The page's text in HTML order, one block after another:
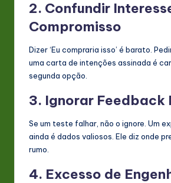
2. Confundir
Compromisso
Dizer ‘Eu compraria isso’ é barato.
uma carta de intenções assinada é
segunda opção.
3. Ignorar Feedback
Se um teste falhar, não o ignore. Um
ainda é dados valiosos. Ele diz onde
rumo.
4. Excesso de